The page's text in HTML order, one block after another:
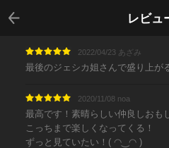
レビュ
戻る
2022/04/23 あざみ
最後のジェシカ姐さんで盛り上が
2020/11/08 noa
最高です！素晴らしい仲良しおも
こっちまで楽しくなってくる！
ずっと見ていたい！( ◠‿◠ )